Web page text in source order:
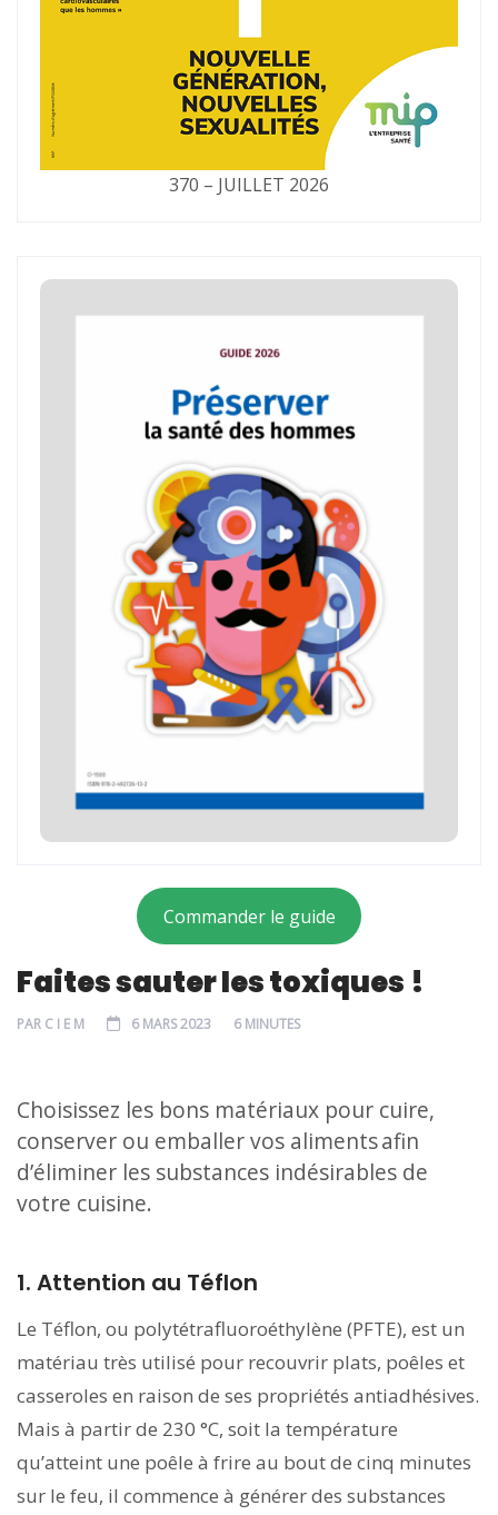
370 – JUILLET 2026
Commander le guide
Faites sauter les toxiques !
PAR C I E M 6 MARS 2023 6 MINUTES
Choisissez les bons matériaux pour cuire,
conserver ou emballer vos aliments afin
d’éliminer les substances indésirables de
votre cuisine.
1. Attention au Téflon
Le Téflon, ou polytétrafluoroéthylène (PFTE), est un
matériau très utilisé pour recouvrir plats, poêles et
casseroles en raison de ses propriétés antiadhésives.
Mais à partir de 230 °C, soit la température
qu’atteint une poêle à frire au bout de cinq minutes
sur le feu, il commence à générer des substances